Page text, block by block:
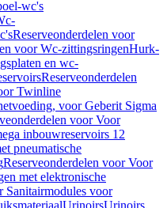
wc's
Reserveonderdelen voor
voor Wc-zittingsringenHurk-
en wc-
Reserveonderdelen
Twinline
voor Geberit Sigma
voor Voor
inbouwreservoirs 12
pneumatische
Reserveonderdelen voor Voor
met elektronische
Sanitairmodules voor
UrinoirsUrinoirs,